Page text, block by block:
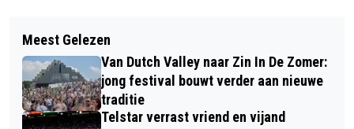
HET WORDT LENTE! OP WOENSDAG
LOKAAL BIJNA 20 GRADEN
VERWACHT
GEMEENTE VELSEN ORGANISEERT
‘VOETBAL VOOR IEDEREEN’ IN
TELSTAR-STADION
Meest Gelezen
Van Dutch Valley naar Zin In De Zomer:
jong festival bouwt verder aan nieuwe
traditie
Telstar verrast vriend en vijand